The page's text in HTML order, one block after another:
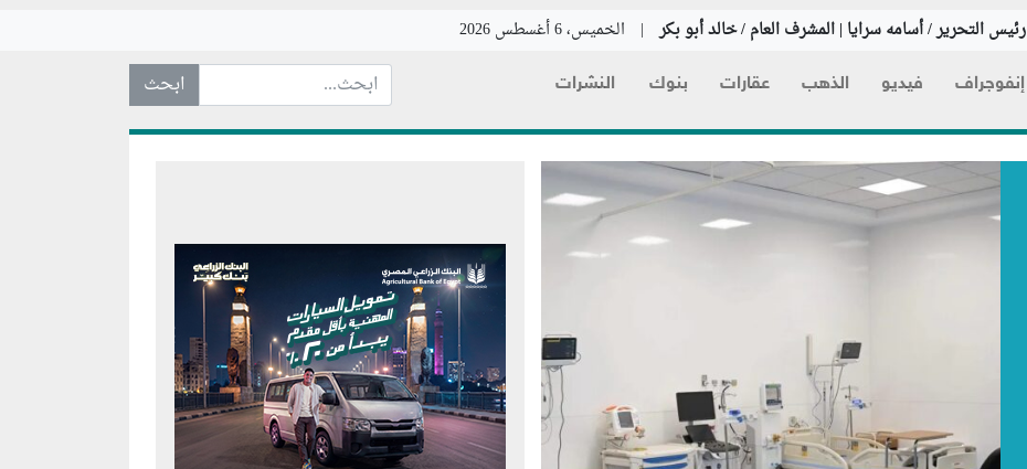
رئيس التحرير / أسامه سرايا | المشرف العام / خالد أبو بكر | الخميس، 6 أغسطس 2026
إنفوجراف فيديو الذهب عقارات بنوك النشرات ابحث عن... :